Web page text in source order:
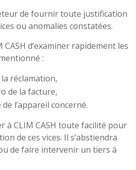
de fournir toute justification
ou anomalies constatées.
d’examiner rapidement les
:
réclamation,
de la facture,
l’appareil concerné.
à CLIM CASH toute facilité pour
de ces vices. Il s’abstiendra
de faire intervenir un tiers à